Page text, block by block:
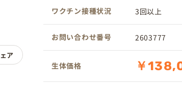
ワクチン接種状況 3回以上
お問い合わせ番号 2603777
生体価格 ￥
ア